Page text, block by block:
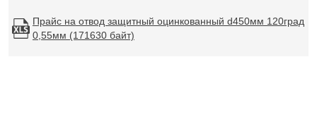
Прайс на отвод защитный оцинкованный d450мм 120град
0,55мм (171630 байт)